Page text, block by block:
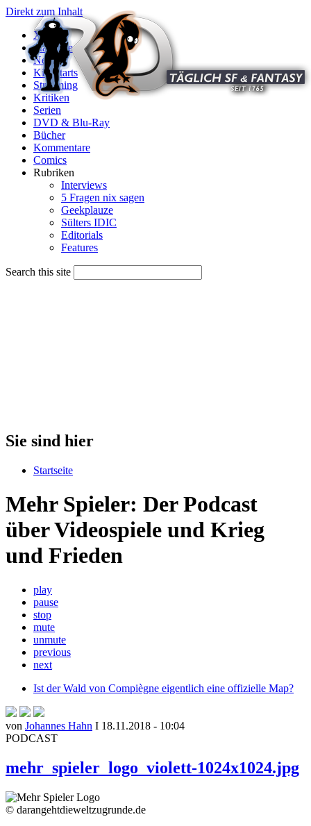
Direkt zum Inhalt
X
Startseite
News
Kinostarts
Streaming
Kritiken
Serien
DVD & Blu-Ray
Bücher
Kommentare
Comics
Rubriken
Interviews
5 Fragen nix sagen
Geekplauze
Sülters IDIC
Editorials
Features
Search this site
Sie sind hier
Startseite
Mehr Spieler: Der Podcast
über Videospiele und Krieg
und Frieden
play
pause
stop
mute
unmute
previous
next
Ist der Wald von Compiègne eigentlich eine offizielle Map?
von Johannes Hahn I 18.11.2018 - 10:04
PODCAST
mehr_spieler_logo_violett-1024x1024.jpg
© darangehtdieweltzugrunde.de